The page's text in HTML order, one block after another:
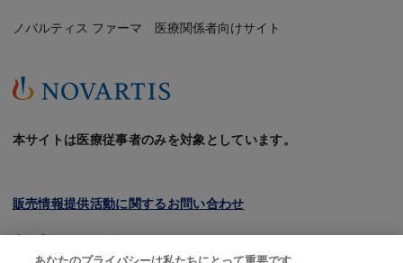
ノバルティス ファーマ 医療関係者向けサイト
本サイトは医療従事者のみを対象としています。
販売情報提供活動に関するお問い合わせ
クッキーについて